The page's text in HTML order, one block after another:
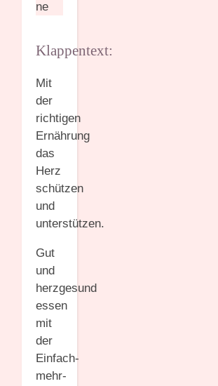
ne
Klappentext:
Mit
der
richtigen
Ernährung
das
Herz
schützen
und
unterstützen.
Gut
und
herzgesund
essen
mit
der
Einfach-
mehr-